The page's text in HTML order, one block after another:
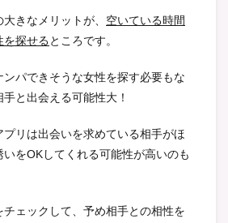
きなメリットが、 空いている時間
を探せるところです。
パできそうな女性を探す必要もな
と出会える可能性大！
プリは出会いを求めている相手がほ
いをOKしてくれる可能性が高いのも
ェックして、予め相手との相性を